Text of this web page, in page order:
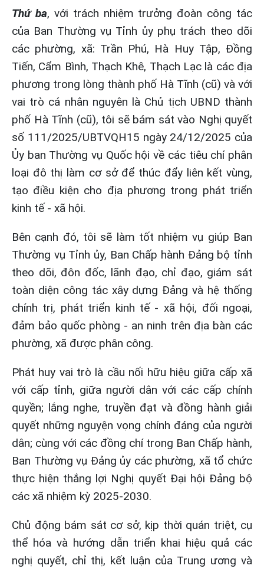
Thứ ba, với trách nhiệm trưởng đoàn công tác
của Ban Thường vụ Tỉnh ủy phụ trách theo dõi
các phường, xã: Trần Phú, Hà Huy Tập, Đồng
Tiến, Cẩm Bình, Thạch Khê, Thạch Lạc là các địa
phương trong lòng thành phố Hà Tĩnh (cũ) và với
vai trò cá nhân nguyên là Chủ tịch UBND thành
phố Hà Tĩnh (cũ), tôi sẽ bám sát vào Nghị quyết
số 111/2025/UBTVQH15 ngày 24/12/2025 của
Ủy ban Thường vụ Quốc hội về các tiêu chí phân
loại đô thị làm cơ sở để thúc đẩy liên kết vùng,
tạo điều kiện cho địa phương trong phát triển
kinh tế - xã hội.
Bên cạnh đó, tôi sẽ làm tốt nhiệm vụ giúp Ban
Thường vụ Tỉnh ủy, Ban Chấp hành Đảng bộ tỉnh
theo dõi, đôn đốc, lãnh đạo, chỉ đạo, giám sát
toàn diện công tác xây dựng Đảng và hệ thống
chính trị, phát triển kinh tế - xã hội, đối ngoại,
đảm bảo quốc phòng - an ninh trên địa bàn các
phường, xã được phân công.
Phát huy vai trò là cầu nối hữu hiệu giữa cấp xã
với cấp tỉnh, giữa người dân với các cấp chính
quyền; lắng nghe, truyền đạt và đồng hành giải
quyết những nguyện vọng chính đáng của người
dân; cùng với các đồng chí trong Ban Chấp hành,
Ban Thường vụ Đảng ủy các phường, xã tổ chức
thực hiện thắng lợi Nghị quyết Đại hội Đảng bộ
các xã nhiệm kỳ 2025-2030.
Chủ động bám sát cơ sở, kịp thời quán triệt, cụ
thể hóa và hướng dẫn triển khai hiệu quả các
nghị quyết, chỉ thị, kết luận của Trung ương và